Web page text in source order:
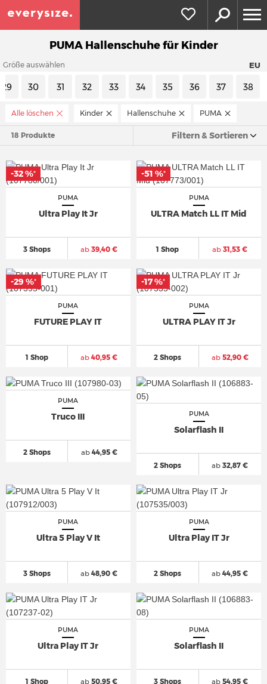
PUMA Hallenschuhe für Kinder
Größe auswählen EU
29 30 31 32 33 34 35 36 37 38
Alle löschen Kinder Hallenschuhe PUMA
18 Produkte Filtern & Sortieren
PUMA
Ultra Play It Jr
3 Shops ab 39,40 €
-32 %*
PUMA
ULTRA Match LL IT Mid
1 Shop ab 31,53 €
-51 %*
PUMA
FUTURE PLAY IT
1 Shop ab 40,95 €
-29 %*
PUMA
ULTRA PLAY IT Jr
2 Shops ab52,90 €
-17 %*
PUMA
Truco III
2 Shops ab44,95 €
PUMA
Solarflash II
2 Shops ab 32,87 €
PUMA
Ultra 5 Play V It
3 Shops ab 48,90 €
PUMA
Ultra Play IT Jr
2 Shops ab 44,95 €
PUMA
Ultra Play IT Jr
1 Shop ab 50,95 €
PUMA
Solarflash II
3 Shops ab 54,95 €